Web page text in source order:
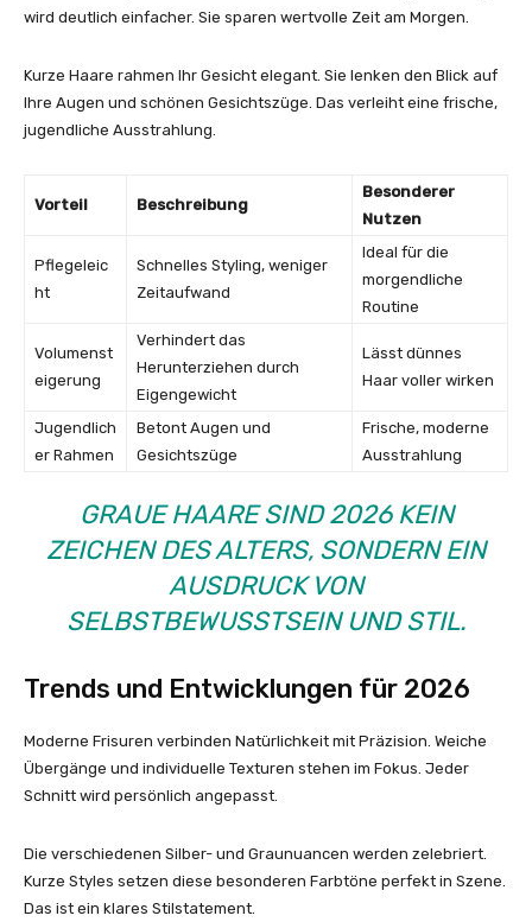
wird deutlich einfacher. Sie sparen wertvolle Zeit am Morgen.
Kurze Haare rahmen Ihr Gesicht elegant. Sie lenken den Blick auf
Ihre Augen und schönen Gesichtszüge. Das verleiht eine frische,
jugendliche Ausstrahlung.
Vorteil Beschreibung
Besonderer
Nutzen
Pflegeleic
ht
Schnelles Styling, weniger
Zeitaufwand
Ideal für die
morgendliche
Routine
Volumenst
eigerung
Verhindert das
Herunterziehen durch
Eigengewicht
Lässt dünnes
Haar voller wirken
Jugendlich
er Rahmen
Betont Augen und
Gesichtszüge
Frische, moderne
Ausstrahlung
GRAUE HAARE SIND 2026 KEIN
ZEICHEN DES ALTERS, SONDERN EIN
AUSDRUCK VON
SELBSTBEWUSSTSEIN UND STIL.
Trends und Entwicklungen für 2026
Moderne Frisuren verbinden Natürlichkeit mit Präzision. Weiche
Übergänge und individuelle Texturen stehen im Fokus. Jeder
Schnitt wird persönlich angepasst.
Die verschiedenen Silber- und Graunuancen werden zelebriert.
Kurze Styles setzen diese besonderen Farbtöne perfekt in Szene.
Das ist ein klares Stilstatement.